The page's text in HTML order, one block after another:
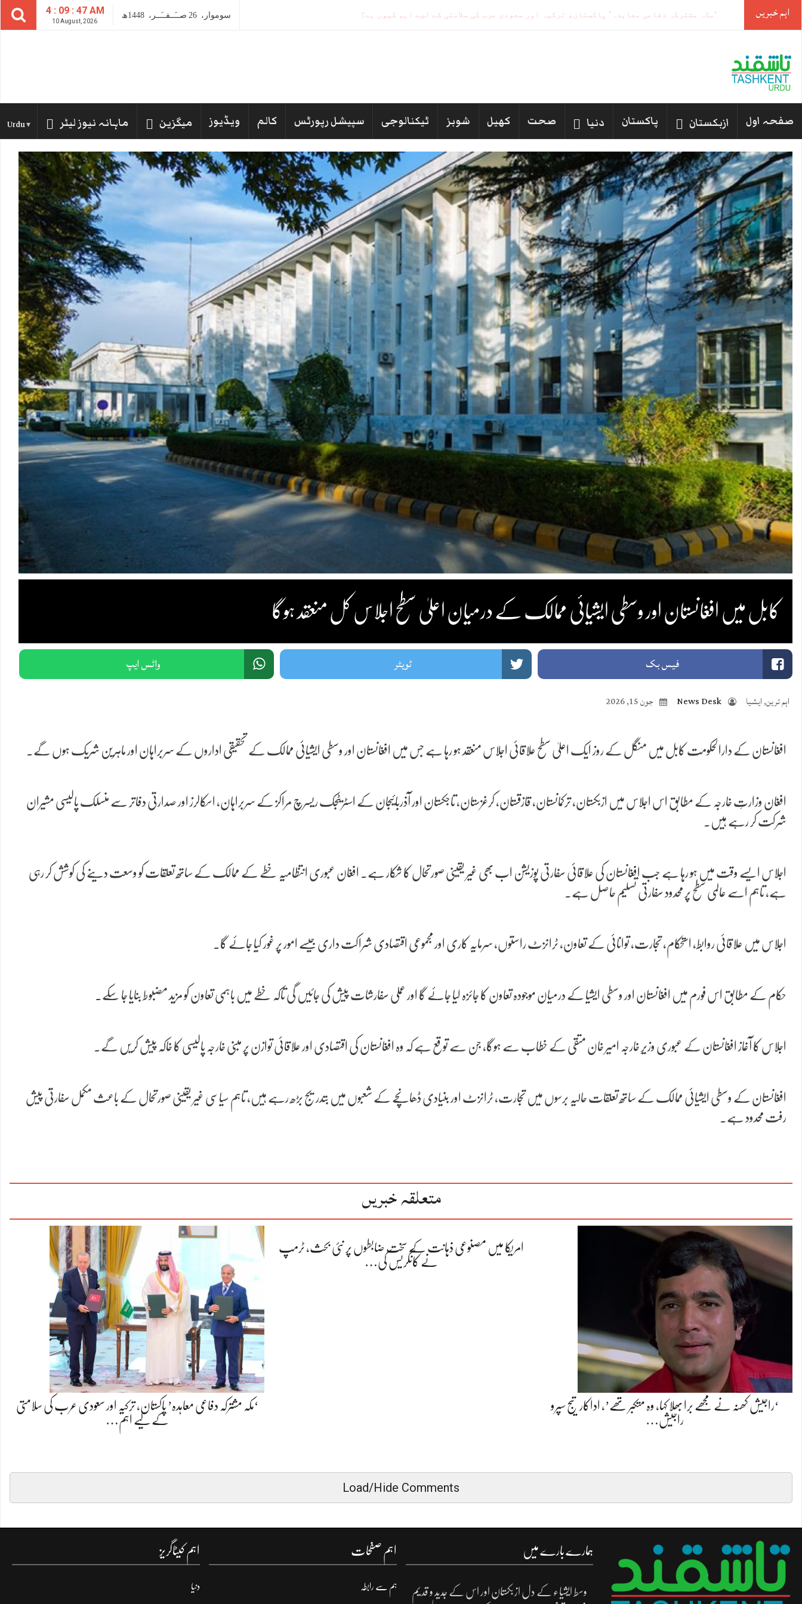
4 : 09 : 49 AM
10 August, 2026
سوموار، 26 صــَــفــَــر، 1448ھ اہم خبریں مکہ مشترکہ دفاعی معاہدہ، کیا مشرق وسطیٰ-
صفحہ اول ازبکستان پاکستان دنیا صحت کھیل شوبز ٹیکنالوجی سپیشل رپورٹس کالم ویڈیوز میگزین ماہانہ نیوز لیٹر Urdu
کابل میں افغانستان اور وسطی ایشیائی ممالک کے درمیان اعلیٰ سطح اجلاس کل منعقد ہوگا
فیس بک ٹویٹر واٹس ایپ
اہم ترین,ایشیا News Desk جون 15, 2026
افغانستان کے دارالحکومت کابل میں منگل کے روز ایک اعلیٰ سطح علاقائی اجلاس منعقد ہو رہا ہے جس میں افغانستان اور وسطی ایشیائی ممالک کے تحقیقی اداروں کے سربراہان اور ماہرین شریک ہوں گے۔
افغان وزارتِ خارجہ کے مطابق اس اجلاس میں ازبکستان، ترکمانستان، قازقستان، کرغزستان، تاجکستان اور آذربائیجان کے اسٹریٹجک ریسرچ مراکز کے سربراہان، اسکالرز اور صدارتی دفاتر سے منسلک پالیسی مشیران
شرکت کر رہے ہیں۔
اجلاس ایسے وقت میں ہو رہا ہے جب افغانستان کی علاقائی سفارتی پوزیشن اب بھی غیر یقینی صورتحال کا شکار ہے۔ افغان عبوری انتظامیہ خطے کے ممالک کے ساتھ تعلقات کو وسعت دینے کی کوشش کر رہی
ہے، تاہم اسے عالمی سطح پر محدود سفارتی تسلیم حاصل ہے۔
اجلاس میں علاقائی روابط، استحکام، تجارت، توانائی کے تعاون، ٹرانزٹ راستوں، سرمایہ کاری اور مجموعی اقتصادی شراکت داری جیسے امور پر غور کیا جائے گا۔
حکام کے مطابق اس فورم میں افغانستان اور وسطی ایشیا کے درمیان موجودہ تعاون کا جائزہ لیا جائے گا اور عملی سفارشات پیش کی جائیں گی تاکہ خطے میں باہمی تعاون کو مزید مضبوط بنایا جا سکے۔
اجلاس کا آغاز افغانستان کے عبوری وزیرِ خارجہ امیر خان متقی کے خطاب سے ہوگا، جن سے توقع ہے کہ وہ افغانستان کی اقتصادی اور علاقائی توازن پر مبنی خارجہ پالیسی کا خاکہ پیش کریں گے۔
افغانستان کے وسطی ایشیائی ممالک کے ساتھ تعلقات حالیہ برسوں میں تجارت، ٹرانزٹ اور بنیادی ڈھانچے کے شعبوں میں بتدریج بڑھ رہے ہیں، تاہم سیاسی غیر یقینی صورتحال کے باعث مکمل سفارتی پیش
رفت محدود ہے۔
متعلقہ خبریں
‘راجیش کھنہ نے مجھے برا بھلا کہا، وہ متکبر تھے’، اداکار تیج سپرو
راجیش…
امریکا میں مصنوعی ذہانت کے سخت ضابطوں پر نئی بحث، ٹرمپ
نے کانگریس کی…
‘مکہ مشترکہ دفاعی معاہدہ’ پاکستان، ترکیہ اور سعودی عرب کی سلامتی
کے لیے اہم…
Load/Hide Comments
ہمارے بارے میں
وسط ایشیاء کے دل ازبکستان اور اس کے جدید و قدیم
اہم صفحات
ہم سے رابطہ
اہم کیٹاگریز
دنیا